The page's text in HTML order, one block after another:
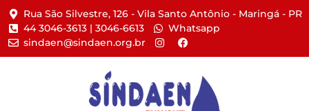
Rua São Silvestre, 126 - Vila Santo Antônio - Maringá - PR​
44 3046-3613 | 3046-6613​
Whatsapp
sindaen@sindaen.org.br